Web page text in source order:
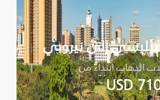
إلى نيروبي
الذهاب ابتداءً من